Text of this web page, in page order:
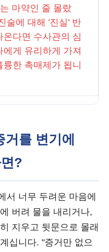
마약인 줄 몰랐
술에 대해 '진실' 반
온다면 수사관의 심
에게 유리하게 가져
륭한 촉매제가 됩니
를 변기에
?
서 너무 두려운 마음에
버려 물을 내리거나,
지우고 뒷문으로 몰래
십니다. "증거만 없으